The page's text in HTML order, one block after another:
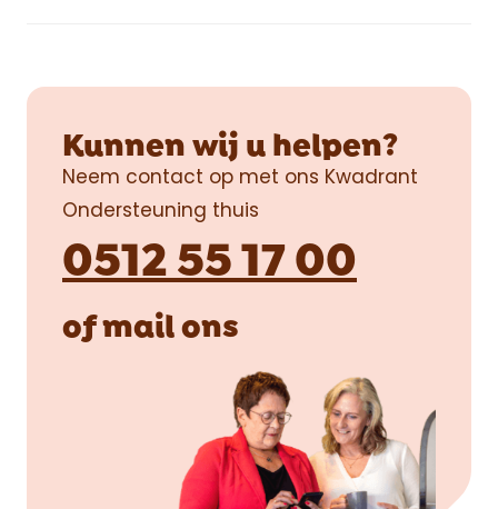
Kunnen wij u helpen?
Neem contact op met ons Kwadrant
Ondersteuning thuis
0512 55 17 00
ofmailons